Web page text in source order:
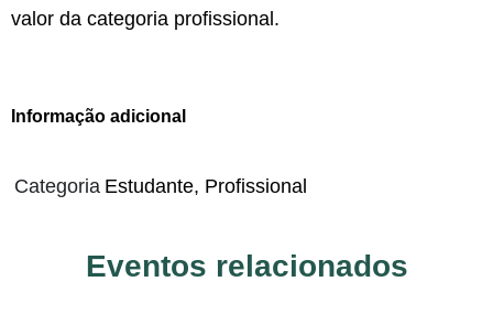
valor da categoria profissional.
Informação adicional
Categoria Estudante, Profissional
Eventos relacionados